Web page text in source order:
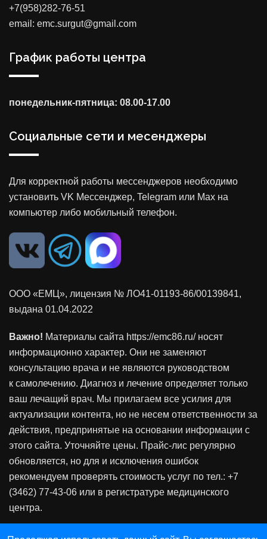
+7(958)282-76-51
email: emc.surgut@gmail.com
График работы центра
понедельник-пятница: 08.00-17.00
Социальные сети и месенджеры
Для корректной работы мессенджеров необходимо
установить VK Мессенджер, Telegram или Max на
компьютер либо мобильный телефон.
ООО «ЕМЦ», лицензия № ЛО41-01193-86/00139841,
выдана 01.04.2022
Важно! Материалы сайта https://emc86.ru/ носят
информационно характер. Они не заменяют
консультацию врача и не являются руководством
к самолечению. Диагноз и лечение определяет только
ваш лечащий врач. Мы прилагаем все усилия для
актуализации контента, но не несем ответственности за
действия, предпринятые на основании информации с
этого сайта. Уточняйте цены. Прайс-лис регулярно
обновляется, но для и исключения ошибок
рекомендуем проверять стоимость услуг по тел.: +7
(3462) 77-43-06 или в регистратуре медицинского
центра.